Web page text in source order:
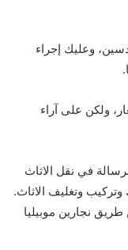
وعليك إجراء
ولكن على آراء
في نقل الاثاث
وتغليف الاثاث.
نجارين موبيليا